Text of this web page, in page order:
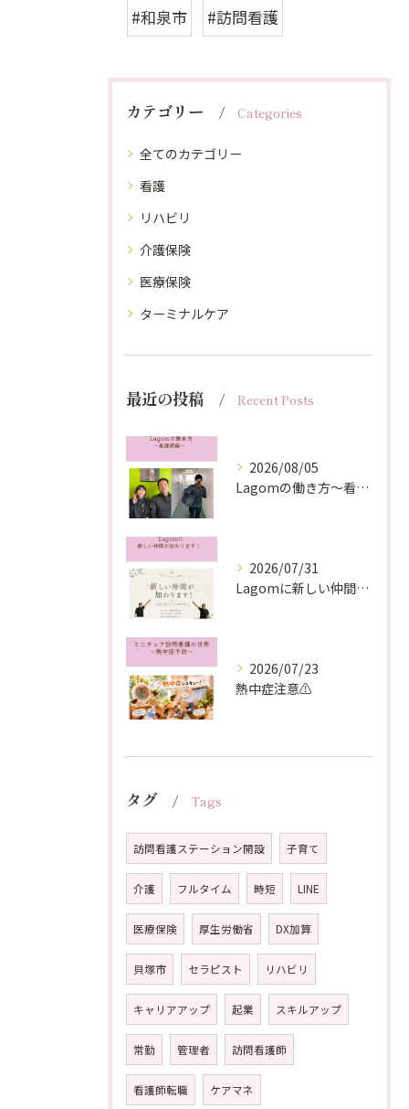
#和泉市 #訪問看護
カテゴリー Categories
全てのカテゴリー
看護
リハビリ
介護保険
医療保険
ターミナルケア
最近の投稿 Recent Posts
2026/08/05
Lagomの働き方〜看護師編〜
2026/07/31
Lagomに新しい仲間が加わります！
2026/07/23
熱中症注意⚠️
タグ Tags
訪問看護ステーション開設 子育て
介護 フルタイム 時短 LINE
医療保険 厚生労働省 DX加算
貝塚市 セラピスト リハビリ
キャリアアップ 起業 スキルアップ
常勤 管理者 訪問看護師
看護師転職 ケアマネ